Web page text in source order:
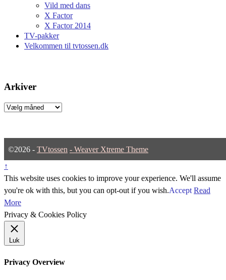
Vild med dans
X Factor
X Factor 2014
TV-pakker
Velkommen til tvtossen.dk
Arkiver
Arkiver
©2026 - TVtossen - Weaver Xtreme Theme
↑
This website uses cookies to improve your experience. We'll assume
you're ok with this, but you can opt-out if you wish.Accept Read
More
Privacy & Cookies Policy
Luk
Privacy Overview